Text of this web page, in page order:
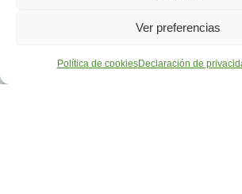
Ver preferencias
Política de cookiesDeclaración de